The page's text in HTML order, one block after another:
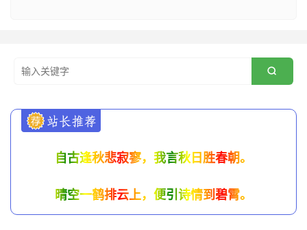

自古逢秋悲寂寥，我言秋日胜春朝。
晴空一鹤排云上，便引诗情到碧霄。